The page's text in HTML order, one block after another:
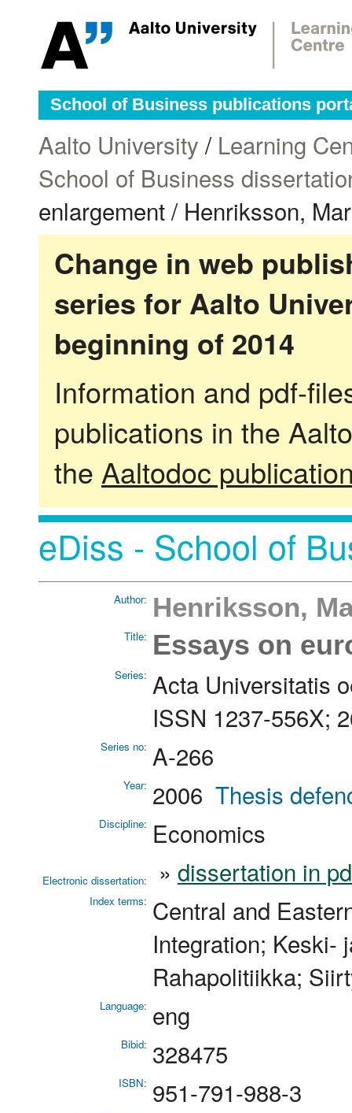
School of Business publications
Aalto University / Learning
School of Business
enlargement / Henriksson,
Change in web
series for Aalto
beginning of 2014
Information and pdf-
publications in the
the Aaltodoc
eDiss - School of
Author: Henriksson,
Title: Essays on
Series: Acta Universitatis
ISSN 1237-556X;
Series no: A-266
Year: 2006 Thesis
Discipline: Economics
Electronic dissertation: » dissertation in
Index terms: Central and
Integration; Keski-
Rahapolitiikka;
Language: eng
Bibid: 328475
ISBN: 951-791-988-3